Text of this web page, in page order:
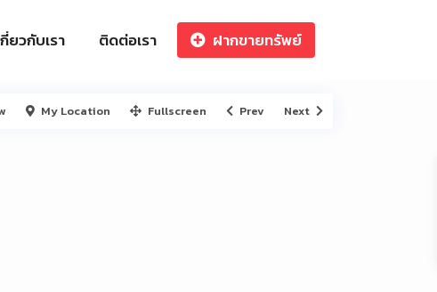
กี่ยวกับเรา ติดต่อเรา ฝากขายทรัพย์
My Location Fullscreen Prev Next